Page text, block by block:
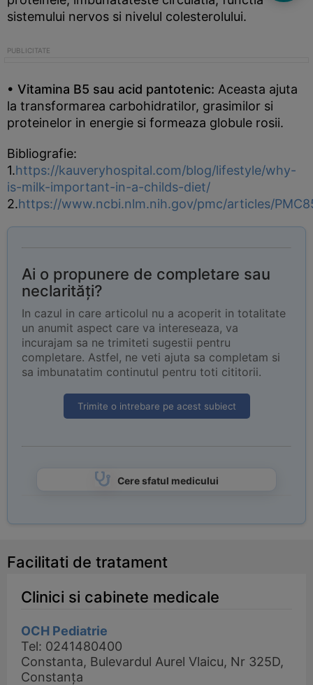
sistemului nervos si nivelul colesterolului.
• Vitamina B5 sau acid pantotenic: Aceasta ajuta
la transformarea carbohidratilor, grasimilor si
proteinelor in energie si formeaza globule rosii.
Bibliografie:
1.https://kauveryhospital.com/blog/lifestyle/why-
is-milk-important-in-a-childs-diet/
2.https://www.ncbi.nlm.nih.gov/pmc/articles/
Ai o propunere de completare sau
neclarități?
In cazul in care articolul nu a acoperit in totalitate
un anumit aspect care va intereseaza, va
incurajam sa ne trimiteti sugestii pentru
completare. Astfel, ne veti ajuta sa completam si
sa imbunatatim continutul pentru toti cititorii.
Trimite o intrebare pe acest subiect
Cere sfatul medicului
Facilitati de tratament
Clinici si cabinete medicale
OCH Pediatrie
Tel: 0241480400
Constanta, Bulevardul Aurel Vlaicu, Nr 325D,
Constanța